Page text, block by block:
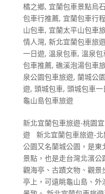
橘之鄉, 宜蘭包車景點烏
包車行推薦, 宜蘭包車行程
山包車, 宜蘭太平山包車
情人灣, 新北宜蘭包車旅
一日遊, 溫泉包車, 溫泉包
包車推薦, 礁溪泡湯包車
泉公園包車旅遊, 蘭城公園
遊, 頭城包車, 頭城包車一
龜山島包車旅遊
新北宜蘭包車旅遊-桃園
遊 新北宜蘭包車旅遊-北
公園又名蘭城公園，是
景點，也是走台灣北濱
觀海亭、古蹟文物、觀
亭上，可遠眺龜山島、